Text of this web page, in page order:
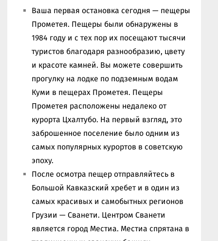
Ваша первая остановка сегодня — пещеры
Прометея. Пещеры были обнаружены в
1984 году и с тех пор их посещают тысячи
туристов благодаря разнообразию, цвету
и красоте камней. Вы можете совершить
прогулку на лодке по подземным водам
Куми в пещерах Прометея. Пещеры
Прометея расположены недалеко от
курорта Цхалтубо. На первый взгляд, это
заброшенное поселение было одним из
самых популярных курортов в советскую
эпоху.
После осмотра пещер отправляйтесь в
Большой Кавказский хребет и в один из
самых красивых и самобытных регионов
Грузии — Сванети. Центром Сванети
является город Местиа. Местиа спрятана в